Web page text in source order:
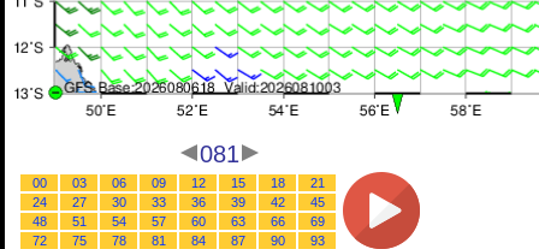
081
00 03 06 09 12 15 18
21
24
27 30 33 36 39 42
45
48
51 54 57 60 63 66
69
72
75 78 81 84 87 90 93